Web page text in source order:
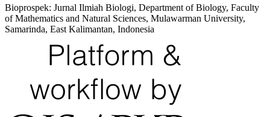
Bioprospek: Jurnal Ilmiah Biologi, Department of Biology, Faculty
of Mathematics and Natural Sciences, Mulawarman University,
Samarinda, East Kalimantan, Indonesia